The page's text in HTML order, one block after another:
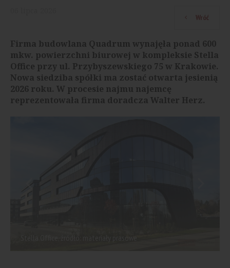
Wróć
Firma budowlana Quadrum wynajęła ponad 600
mkw. powierzchni biurowej w kompleksie Stella
Office przy ul. Przybyszewskiego 75 w Krakowie.
Nowa siedziba spółki ma zostać otwarta jesienią
2026 roku. W procesie najmu najemcę
reprezentowała firma doradcza Walter Herz.